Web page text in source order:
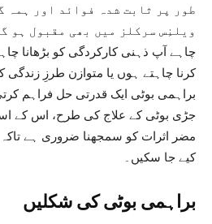
طور پر ثابت شدہ فوائد اور ہمہ
ویلنِس سرکلز میں بھی مقبول ہو
چاہے آپ ذہنی کارکردگی کو بڑھانا
کرنا چاہتے ہوں یا متوازن طرزِ
براہمی بوٹی ایک قدرتی حل فراہم
جڑی بوٹی کے علاج کی طرح، اس کے
مضر اثرات کو سمجھنا ضروری ہے
کیے جا سکیں۔
براہمی بوٹی کی شکلیں